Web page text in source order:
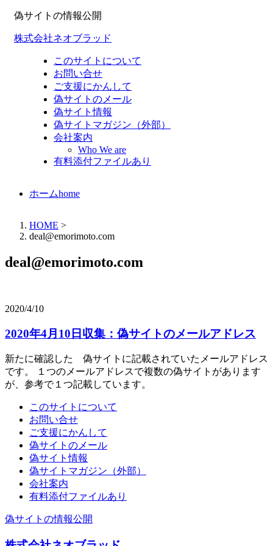
偽サイトの情報公開
株式会社ネオブラッド
このサイトについて
お問い合せ
ご支援にかんして
偽サイトのメール
偽サイト情報
偽サイトマガジン（外部）
会社案内
Who We are
有料添付ファイルあり
ホームhome
HOME >
deal@emorimoto.com
deal@emorimoto.com
2020/4/10
2020年4月10日収集：偽サイトのメールアドレス
新たに確認した 偽サイトに記載されていたメールアドレス
です。 １つのメールアドレスで複数の偽サイトがあります
が、参考で１つ記載しています。
このサイトについて
お問い合せ
ご支援にかんして
偽サイトのメール
偽サイト情報
偽サイトマガジン（外部）
会社案内
有料添付ファイルあり
偽サイトの情報公開